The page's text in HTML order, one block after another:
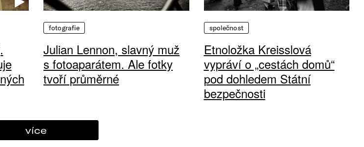
fotografie
Julian Lennon, slavný muž
s fotoaparátem. Ale fotky
tvoří průměrné
společnost
Etnoložka Kreisslová
vypráví o „cestách domů“
pod dohledem Státní
bezpečnosti
více